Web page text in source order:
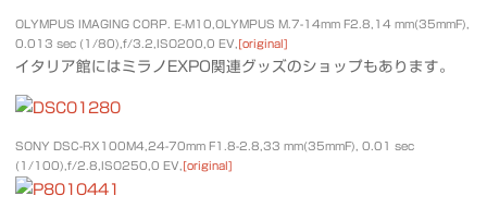
OLYMPUS IMAGING CORP. E-M10,OLYMPUS M.7-14mm F2.8,14 mm(35mmF),
0.013 sec (1/80),f/3.2,ISO200,0 EV, [original]
イタリア館にはミラノEXPO関連グッズのショップもあります。
SONY DSC-RX100M4,24-70mm F1.8-2.8,33 mm(35mmF), 0.01 sec
(1/100),f/2.8,ISO250,0 EV, [original]